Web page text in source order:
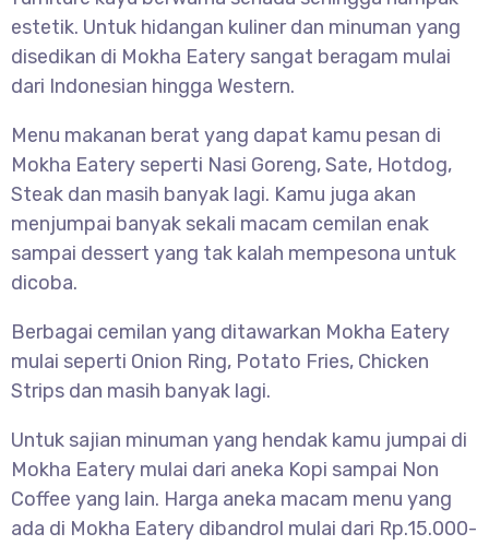
estetik. Untuk hidangan kuliner dan minuman yang
disedikan di Mokha Eatery sangat beragam mulai
dari Indonesian hingga Western.
Menu makanan berat yang dapat kamu pesan di
Mokha Eatery seperti Nasi Goreng, Sate, Hotdog,
Steak dan masih banyak lagi. Kamu juga akan
menjumpai banyak sekali macam cemilan enak
sampai dessert yang tak kalah mempesona untuk
dicoba.
Berbagai cemilan yang ditawarkan Mokha Eatery
mulai seperti Onion Ring, Potato Fries, Chicken
Strips dan masih banyak lagi.
Untuk sajian minuman yang hendak kamu jumpai di
Mokha Eatery mulai dari aneka Kopi sampai Non
Coffee yang lain. Harga aneka macam menu yang
ada di Mokha Eatery dibandrol mulai dari Rp.15.000-